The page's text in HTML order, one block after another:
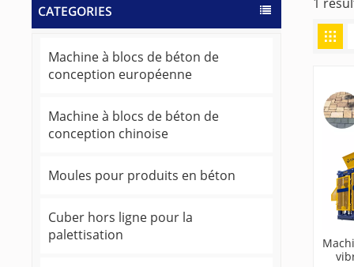
CATEGORIES
Machine à blocs de béton de
conception européenne
Machine à blocs de béton de
conception chinoise
Moules pour produits en béton
Cuber hors ligne pour la
palettisation
1